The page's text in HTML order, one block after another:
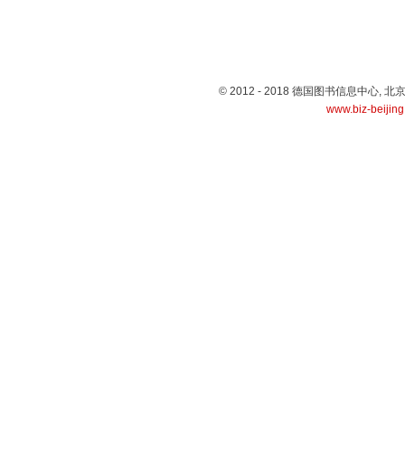
© 2012 - 2018 德国图书信息中心, 北
www.biz-